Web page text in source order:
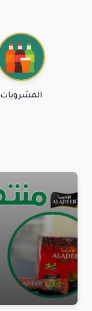
المشروبات